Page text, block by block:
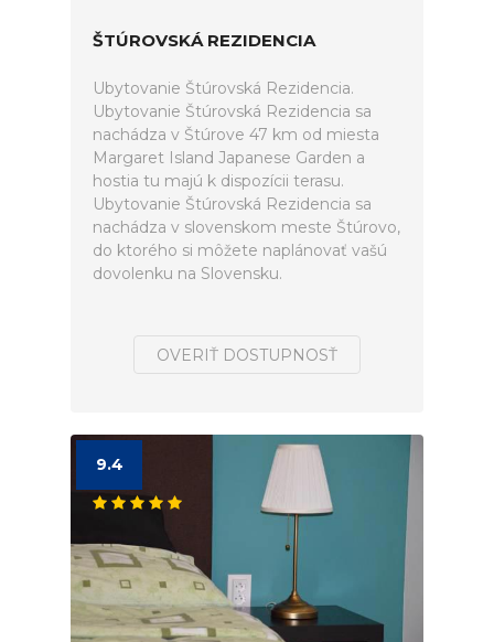
ŠTÚROVSKÁ REZIDENCIA
Ubytovanie Štúrovská Rezidencia.
Ubytovanie Štúrovská Rezidencia sa
nachádza v Štúrove 47 km od miesta
Margaret Island Japanese Garden a
hostia tu majú k dispozícii terasu.
Ubytovanie Štúrovská Rezidencia sa
nachádza v slovenskom meste Štúrovo,
do ktorého si môžete naplánovať vašú
dovolenku na Slovensku.
OVERIŤ DOSTUPNOSŤ
9.4